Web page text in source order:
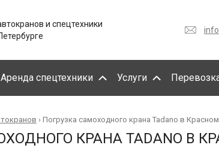
и спецтехники
Аренда спецтехники Услуги
› Погрузка самоходного крана Tadano в
КРАНА TADANO В